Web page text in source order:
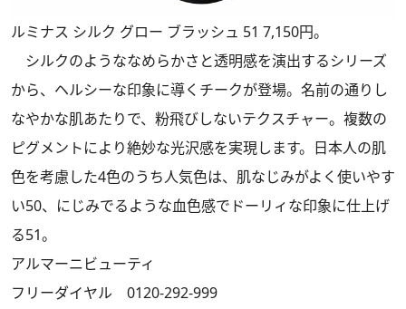
ルミナス シルク グロー ブラッシュ 51 7,150円。
シルクのようななめらかさと透明感を演出するシリーズ
から、ヘルシーな印象に導くチークが登場。名前の通りし
なやかな肌あたりで、粉飛びしないテクスチャー。複数の
ピグメントにより絶妙な光沢感を実現します。日本人の肌
色を考慮した4色のうち人気色は、肌なじみがよく使いやす
い50、にじみでるような血色感でドーリィな印象に仕上げ
る51。
アルマーニビューティ
フリーダイヤル 0120-292-999